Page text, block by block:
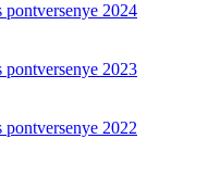
2024
2023
2022